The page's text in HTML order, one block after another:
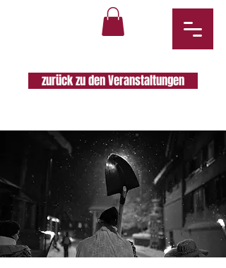
zurück zu den Veranstaltungen